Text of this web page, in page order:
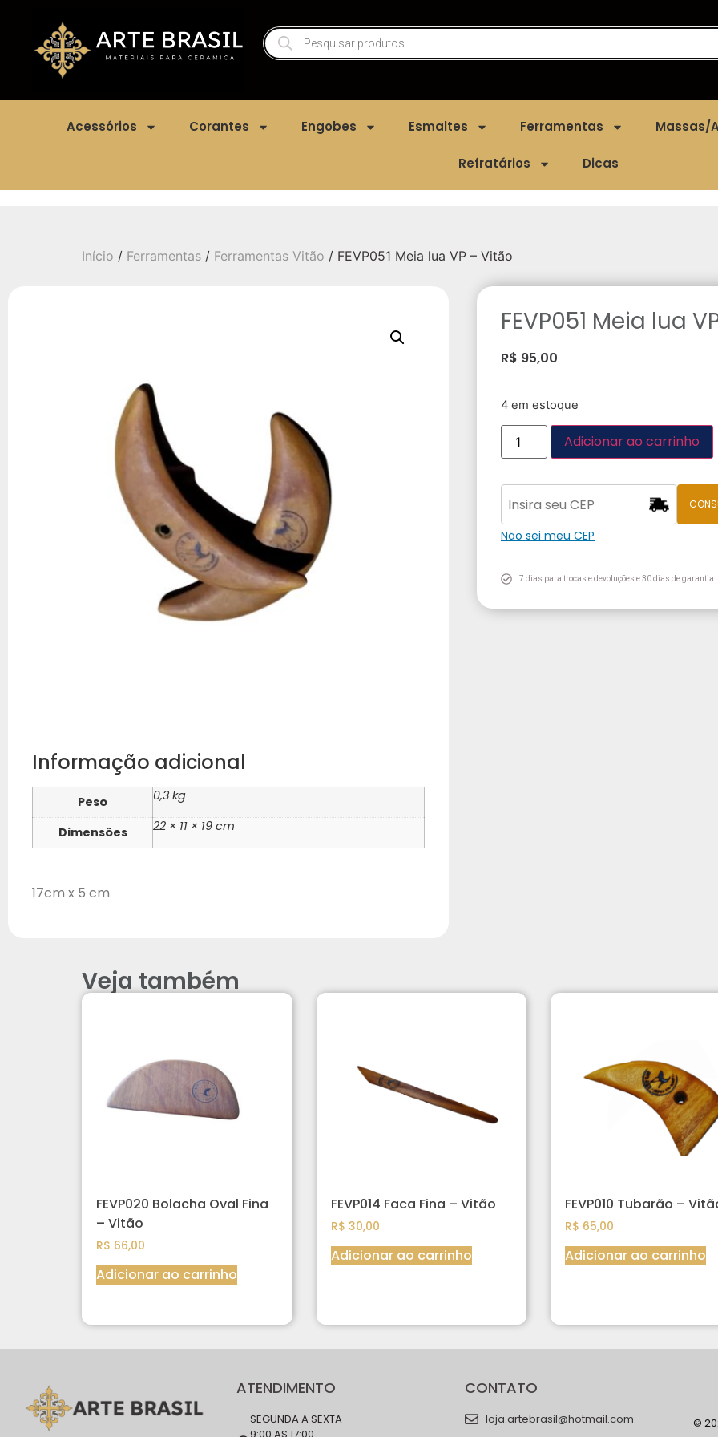
Acessórios Corantes Engobes Esmaltes Ferramentas Massas/
Refratários Dicas
Início / Ferramentas / Ferramentas Vitão / FEVP051 Meia lua VP – Vitão
Informação adicional
Peso 0,3 kg
Dimensões 22 × 11 × 19 cm
17cm x 5 cm
FEVP051 Meia lua
R$ 95,00
4 em estoque
Adicionar ao carrinho
Não sei meu CEP
7 dias para trocas e devoluções e 30 dias de garantia
Veja também
FEVP020 Bolacha Oval Fina
– Vitão
R$ 66,00
Adicionar ao carrinho
FEVP014 Faca Fina – Vitão
R$ 30,00
Adicionar ao carrinho
FEVP010 Tubarão –
R$ 65,00
Adicionar ao carrinho
ATENDIMENTO
SEGUNDA A SEXTA
CONTATO
loja.artebrasil@hotmail.com
©